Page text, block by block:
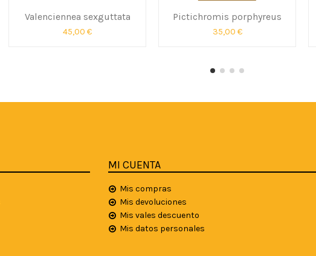
Valenciennea sexguttata
45,00 €
Pictichromis porphyreus
35,00 €
MI CUENTA
Mis compras
Mis devoluciones
Mis vales descuento
Mis datos personales